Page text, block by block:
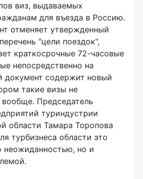
виз, выдаваемых
для въезда в Россию.
отменяет утвержденный
"цели поездок",
краткосрочные 72-часовые
непосредственно на
документ содержит новый
такие визы не
Председатель
туриндустрии
области Тамара Торопова
турбизнеса области это
неожиданностью, но и